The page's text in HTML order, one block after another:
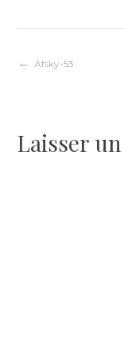
Navigation
l’article
Afsky-53
Laisser